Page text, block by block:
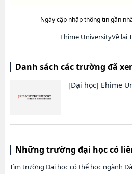
Ngày cập nhập thông tin gần
Ehime UniversityVề lại
Danh sách các trường đã
[Đại học] Ehime
Những trường đại học có
Tìm trường Đại học có thể học ngành